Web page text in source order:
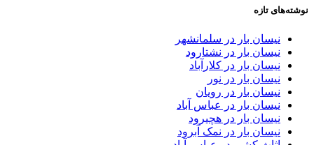
نوشته‌های تازه
نیسان بار در سلمانشهر
نیسان بار در نشتارود
نیسان بار در کلارآباد
نیسان بار در نور
نیسان بار در رویان
نیسان بار در عباس آباد
نیسان بار در هچیرود
نیسان بار در نمک آبرود